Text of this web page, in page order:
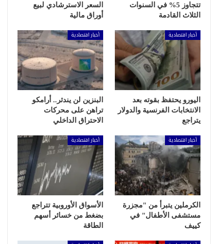
تتجاوز 5% في السنوات
الثلاث القادمة
السعر الاسترشادي لبيع
أوراق مالية
أخبار اقتصادية
اليورو يحتفظ بقوته بعد
الانتخابات الفرنسية والدولار
يتراجع
أخبار اقتصادية
البنزين لن يندثر.. أرامكو
تراهن على محركات
الاحتراق الداخلي
أخبار اقتصادية
الكرملين يتبرأ من "مجزرة
مستشفى الأطفال" في
كييف
أخبار اقتصادية
الأسواق الأوروبية تتراجع
بضغط من خسائر أسهم
الطاقة